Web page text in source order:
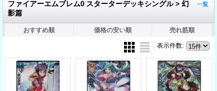
ファイアーエムブレム0 スターターデッキシングル > 幻
影篇
一覧
おすすめ順 価格の安い順 売れ筋順
表示件数: